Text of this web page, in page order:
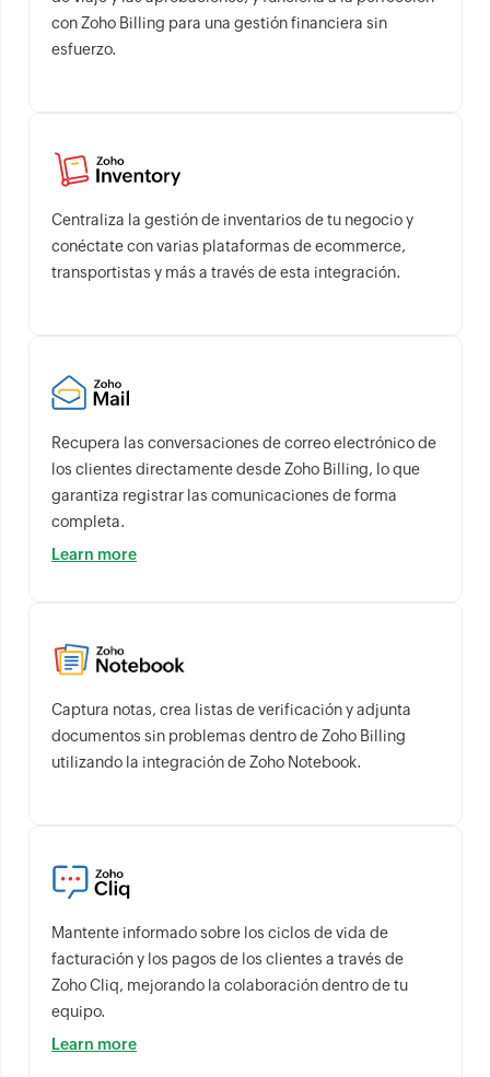
con Zoho Billing para una gestión financiera sin
esfuerzo.
Centraliza la gestión de inventarios de tu negocio y
conéctate con varias plataformas de ecommerce,
transportistas y más a través de esta integración.
Recupera las conversaciones de correo electrónico de
los clientes directamente desde Zoho Billing, lo que
garantiza registrar las comunicaciones de forma
completa.
Learn more
Captura notas, crea listas de verificación y adjunta
documentos sin problemas dentro de Zoho Billing
utilizando la integración de Zoho Notebook.
Mantente informado sobre los ciclos de vida de
facturación y los pagos de los clientes a través de
Zoho Cliq, mejorando la colaboración dentro de tu
equipo.
Learn more